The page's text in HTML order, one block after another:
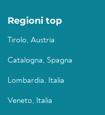
Regioni top
Tirolo, Austria
Catalogna, Spagna
Lombardia, Italia
Veneto, Italia